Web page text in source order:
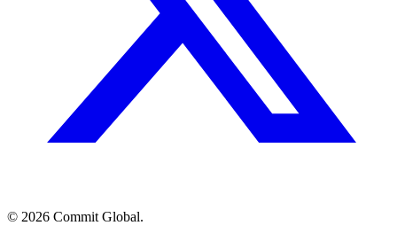
© 2026 Commit Global.